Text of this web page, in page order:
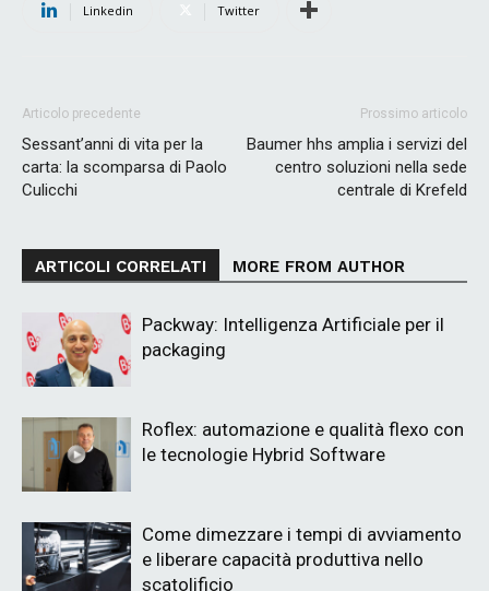
Linkedin Twitter
Articolo precedente
Sessant’anni di vita per la
carta: la scomparsa di Paolo
Culicchi
Prossimo articolo
Baumer hhs amplia i servizi del
centro soluzioni nella sede
centrale di Krefeld
ARTICOLI CORRELATI MORE FROM AUTHOR
Packway: Intelligenza Artificiale per il
packaging
Roflex: automazione e qualità flexo con
le tecnologie Hybrid Software
Come dimezzare i tempi di avviamento
e liberare capacità produttiva nello
scatolificio